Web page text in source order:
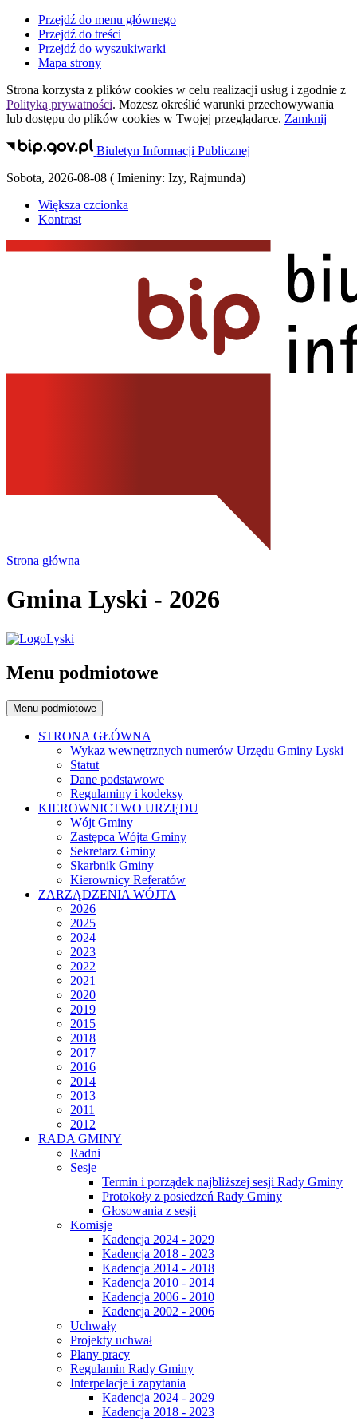
Przejdź do menu głównego
Przejdź do treści
Przejdź do wyszukiwarki
Mapa strony
Strona korzysta z plików cookies w celu realizacji usług i zgodnie z
Polityką prywatności. Możesz określić warunki przechowywania
lub dostępu do plików cookies w Twojej przeglądarce. Zamknij
Biuletyn Informacji Publicznej
Sobota, 2026-08-08 ( Imieniny: Izy, Rajmunda)
Większa czcionka
Kontrast
Strona główna
Gmina Lyski - 2026
Menu podmiotowe
Menu podmiotowe
STRONA GŁÓWNA
Wykaz wewnętrznych numerów Urzędu Gminy Lyski
Statut
Dane podstawowe
Regulaminy i kodeksy
KIEROWNICTWO URZĘDU
Wójt Gminy
Zastępca Wójta Gminy
Sekretarz Gminy
Skarbnik Gminy
Kierownicy Referatów
ZARZĄDZENIA WÓJTA
2026
2025
2024
2023
2022
2021
2020
2019
2015
2018
2017
2016
2014
2013
2011
2012
RADA GMINY
Radni
Sesje
Termin i porządek najbliższej sesji Rady Gminy
Protokoły z posiedzeń Rady Gminy
Głosowania z sesji
Komisje
Kadencja 2024 - 2029
Kadencja 2018 - 2023
Kadencja 2014 - 2018
Kadencja 2010 - 2014
Kadencja 2006 - 2010
Kadencja 2002 - 2006
Uchwały
Projekty uchwał
Plany pracy
Regulamin Rady Gminy
Interpelacje i zapytania
Kadencja 2024 - 2029
Kadencja 2018 - 2023